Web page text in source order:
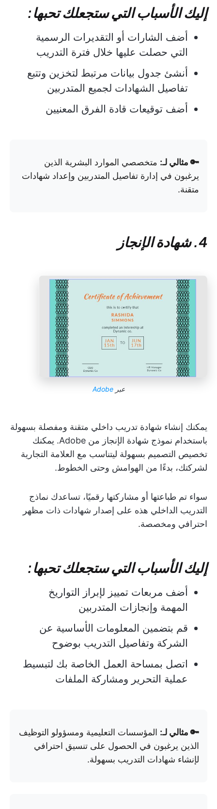
إليك الأسباب التي ستجعلك تحبها:
أضف الشارات أو التقديرات الرسمية
التي حصلت عليها خلال فترة التدريب
أنشئ جدول بيانات مرتبط لتخزين وتتبع
تفاصيل الشهادات لجميع المتدربين
أضف توقيعات قادة الفرق المعنيين
🔑 مثالي لـ: متخصصي الموارد البشرية الذين
يرغبون في إدارة تفاصيل المتدربين وإعداد شهادات
متقنة.
4. شهادة الإنجاز
عبر Adobe
يمكنك إنشاء شهادة تدريب داخلي متقنة ومفصلة بسهولة
باستخدام نموذج شهادة الإنجاز من Adobe. يمكنك
تخصيص التصميم بسهولة ليتناسب مع العلامة التجارية
لشركتك، بدءًا من الهوامش وحتى الخطوط.
سواء تم طباعتها أو مشاركتها رقميًا، تساعدك نماذج
التدريب الداخلي هذه على إصدار شهادات ذات مظهر
احترافي ومخصصة.
إليك الأسباب التي ستجعلك تحبها:
أضف مربعات تمييز لإبراز التواريخ
المهمة وإنجازات المتدربين
قم بتضمين المعلومات الأساسية عن
الشركة وتفاصيل التدريب بوضوح
اتصل بمساحة العمل الخاصة بك لتبسيط
عملية التحرير ومشاركة الملفات
🔑 مثالي لـ: المؤسسات التعليمية ومسؤولو التوظيف
الذين يرغبون في الحصول على تنسيق احترافي
لإنشاء شهادات التدريب بسهولة.